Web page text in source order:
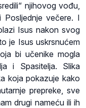
njihovog vođu,
večere. I
Isus nakon svog
je Isus uskrsnućem
bi učenike mogla
i Spasitelja. Slika
koja pokazuje kako
prepreke, sve
drugi nameću ili ih